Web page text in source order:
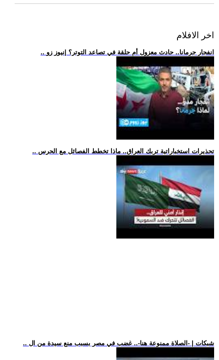
اخر الافلام
.. انفجار جرمانا.. حادث معزول أم حلقة في تصاعد التوتر؟ |نيوز زو
.. تحذيرات استخباراتية تربك العراق.. ماذا تخطط الفصائل مع الحرس
.. شبكات | -الصلاة ممنوعة هنا-.. غضب في مصر بسبب منع سيدة من ال